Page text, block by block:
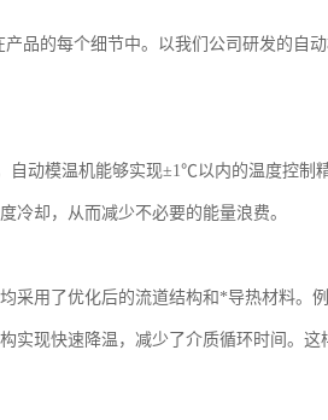
品的每个细节中。以我们公司研发的自
自动模温机能够实现±1℃以内的温度控制
冷却，从而减少不必要的能量浪费。
用了优化后的流道结构和*导热材料。
实现快速降温，减少了介质循环时间。